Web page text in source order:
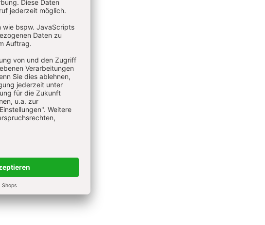
zwischen
kaum noch
Politik und
gefördert
Akademien
sei die
Standort
Mainz –
–